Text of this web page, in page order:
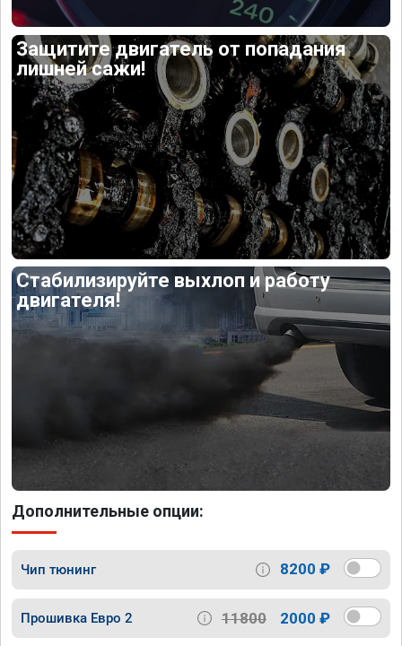
Защитите двигатель от попадания
лишней сажи!
Стабилизируйте выхлоп и работу
двигателя!
Дополнительные опции:
Чип тюнинг 8200 ₽
Прошивка Евро 2 11800 2000 ₽